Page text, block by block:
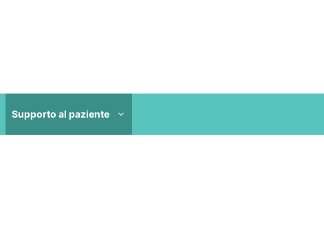
Supporto al paziente